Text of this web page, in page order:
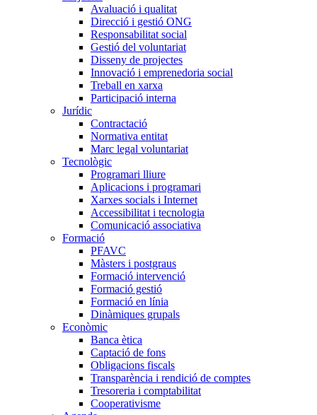
Avaluació i qualitat
Direcció i gestió ONG
Responsabilitat social
Gestió del voluntariat
Disseny de projectes
Innovació i emprenedoria social
Treball en xarxa
Participació interna
Jurídic
Contractació
Normativa entitat
Marc legal voluntariat
Tecnològic
Programari lliure
Aplicacions i programari
Xarxes socials i Internet
Accessibilitat i tecnologia
Comunicació associativa
Formació
PFAVC
Màsters i postgraus
Formació intervenció
Formació gestió
Formació en línia
Dinàmiques grupals
Econòmic
Banca ètica
Captació de fons
Obligacions fiscals
Transparència i rendició de comptes
Tresoreria i comptabilitat
Cooperativisme